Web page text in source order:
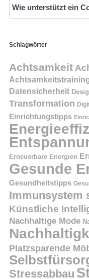
Wie unterstützt ein
Schlagwörter
Achtsamkeit
Datensicherheit
Transformation
Einrichtungstipps
Erneuerbare Energien
Gesunde
Gesundheitstipps
Immunsystem
Künstliche
Nachhaltige Mode
Platzsparende
Stressabbau